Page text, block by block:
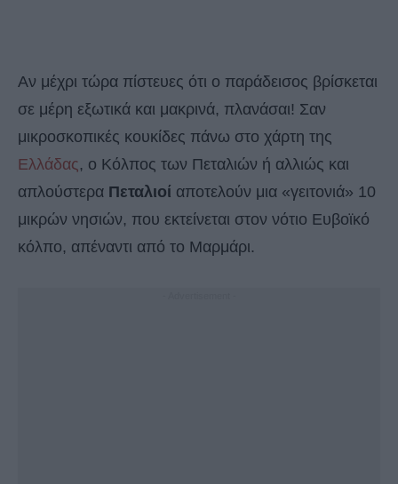
Αν μέχρι τώρα πίστευες ότι ο παράδεισος βρίσκεται
σε μέρη εξωτικά και μακρινά, πλανάσαι! Σαν
μικροσκοπικές κουκίδες πάνω στο χάρτη της
Ελλάδας, ο Κόλπος των Πεταλιών ή αλλιώς και
απλούστερα Πεταλιοί αποτελούν μια «γειτονιά» 10
μικρών νησιών, που εκτείνεται στον νότιο Ευβοϊκό
κόλπο, απέναντι από το Μαρμάρι.